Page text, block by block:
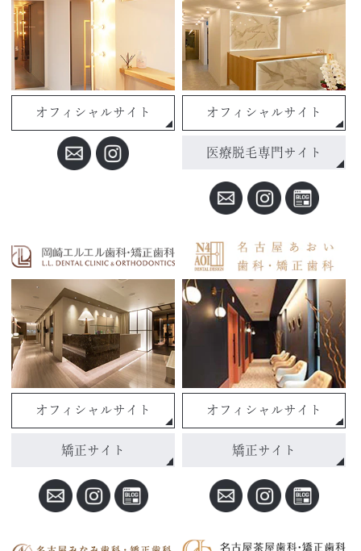
オフィシャルサイト オフィシャルサイト
医療脱毛専門サイト
オフィシャルサイト
矯正サイト
オフィシャルサイト
矯正サイト